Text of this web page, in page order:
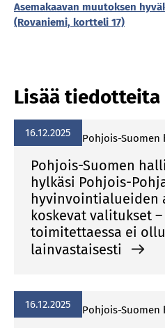
Asemakaavan muutoksen
(Rovaniemi, kortteli 17)
Lisää tiedotteita
16.12.2025 Pohjois-
Pohjois-Suomen
hylkäsi Pohjois-
hyvinvointialueiden
koskevat valitukset
toimitettaessa ei
lainvastaisesti
16.12.2025 Pohjois-